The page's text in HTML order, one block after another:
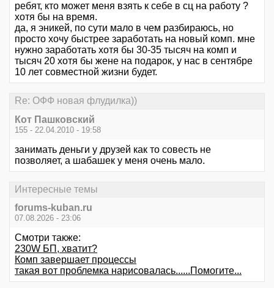
ребят, кто может меня взять к себе в сц на работу ?
хотя бы на время.
да, я эникей, по сути мало в чем разбираюсь, но
просто хочу быстрее заработать на новый комп. мне
нужно заработать хотя бы 30-35 тысяч на комп и
тысяч 20 хотя бы жене на подарок, у нас в сентябре
10 лет совместной жизни будет.
Re: ОФФ новая флудилка))
Кот Пашковский
155 - 22.04.2010 - 19:58
занимать деньги у друзей как то совесть не
позволяет, а шабашек у меня очень мало.
Интересные темы
forums-kuban.ru
07.08.2026 - 23:06
Смотри также:
230W БП, хватит?
Комп завершает процессы
такая вот проблемка нарисовалась......Помогите...